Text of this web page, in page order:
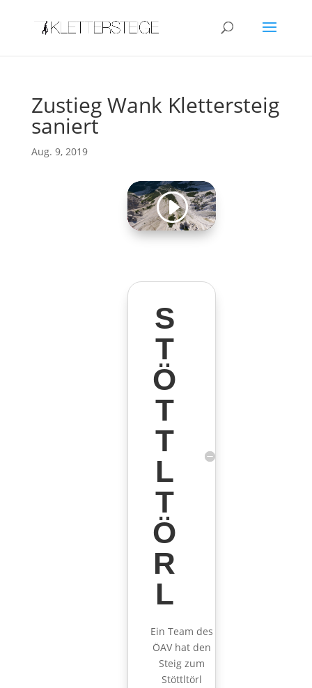
Zustieg Wank Klettersteig
saniert
Aug. 9, 2019
S
T
Ö
T
T
L
T
Ö
R
L
Ein Team des
ÖAV hat den
Steig zum
Stöttltörl